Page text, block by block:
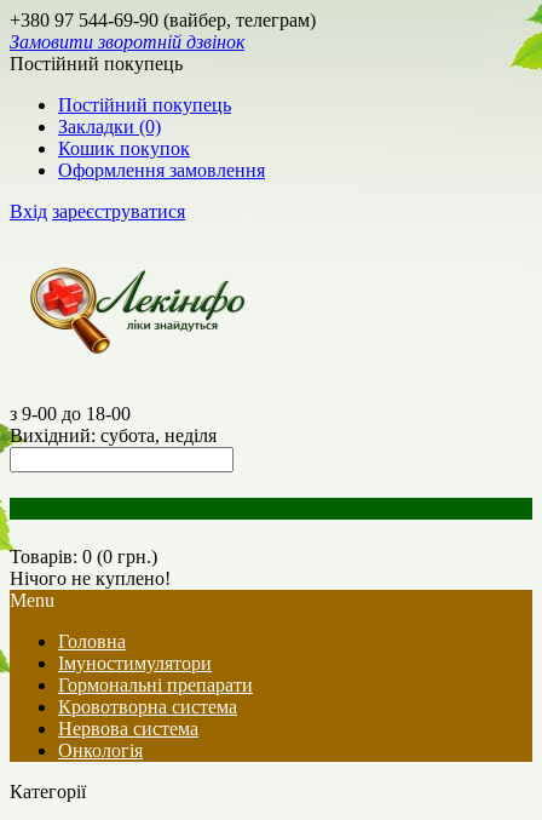
+380 97 544-69-90 (вайбер, телеграм)
Замовити зворотній дзвінок
Постійний покупець
Постійний покупець
Закладки (0)
Кошик покупок
Оформлення замовлення
Вхід зареєструватися
з 9-00 до 18-00
Вихідний: субота, неділя
Товарів: 0 (0 грн.)
Нічого не куплено!
Menu
Головна
Імуностимулятори
Гормональні препарати
Кровотворна система
Нервова система
Онкологія
Категорії